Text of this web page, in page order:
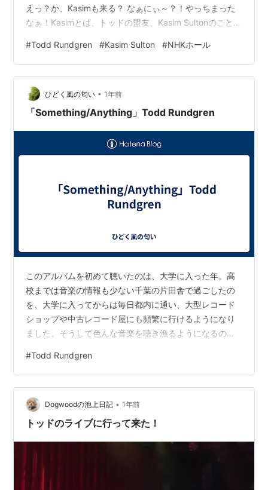
えっ？か、Kasimも来る？ なぁにぃ～？！やっちまった
なぁ！Kasimとは、トッドの盟友、Kasim Sultonのこと。
は、元はといえば学生時代にKasimがLead vocalの
「Maybe I could change」が大好きだったから。
SunHeroさんのサイト↓↓↓には既にツアーや会場の詳細
が記載されていました。ワタシのことも（笑） sunh…
#Todd Rundgren #Kasim Sulton #NHKホール
ひどく風の匂い • 1年前
「Something/Anything」Todd Rundgren
このアルバムを初めて聴いたのは、大学に入った年。高
校までは音楽の情報も少ない千葉の片田舎で過ごしたの
を、大学に入ってからは毎日都内に通い、大型レコード
ショップや中古レコード屋にも頻繁に行けるようになり
ました。そうして色んな音楽を聴き漁るようになるので
になるきっかけとなった一枚かもしれません。それくら
い強烈なインパクトを受けた作品です。レコードに針を
落とした瞬間から、珠玉のごとく良いメロディが次々と
飛び出してくる、魔法のような90分間。その魔法は出会
いから40年近く経った今でも解けることはありません。
#Todd Rundgren
Dogwoodの池上日記 • 1年前
トッドのライブに行って来た！